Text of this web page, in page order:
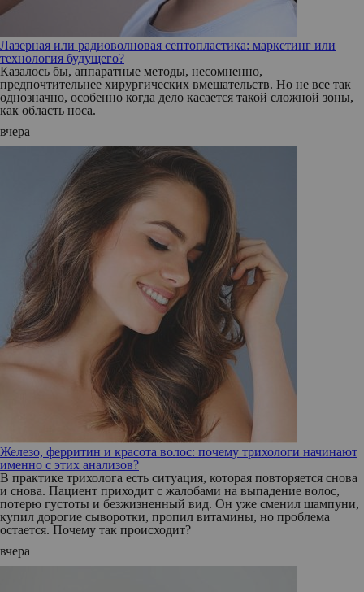
Лазерная или радиоволновая септопластика: маркетинг или
технология будущего?
Казалось бы, аппаратные методы, несомненно,
предпочтительнее хирургических вмешательств. Но не все так
однозначно, особенно когда дело касается такой сложной зоны,
как область носа.
вчера
Железо, ферритин и красота волос: почему трихологи начинают
именно с этих анализов?
В практике трихолога есть ситуация, которая повторяется снова
и снова. Пациент приходит с жалобами на выпадение волос,
потерю густоты и безжизненный вид. Он уже сменил шампуни,
купил дорогие сыворотки, пропил витамины, но проблема
остается. Почему так происходит?
вчера